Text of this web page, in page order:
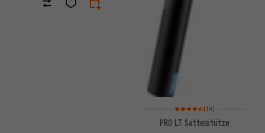
Bewertungen: 4,5 von 5
(14)
PRO LT Sattelstütze